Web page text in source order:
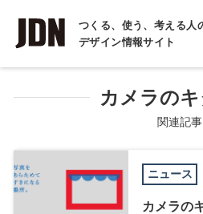
つくる、使う、考える人
デザイン情報サイト
INTERVIEW
インタビュー
REPORT
COLUMN
コラム
カメラの
関連記事
ニュース
カメラの